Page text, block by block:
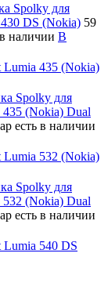
Spolky для
DS (Nokia) 59
наличии В
Lumia 435 (Nokia)
Spolky для
(Nokia) Dual
есть в наличии
Lumia 532 (Nokia)
Spolky для
(Nokia) Dual
есть в наличии
Lumia 540 DS